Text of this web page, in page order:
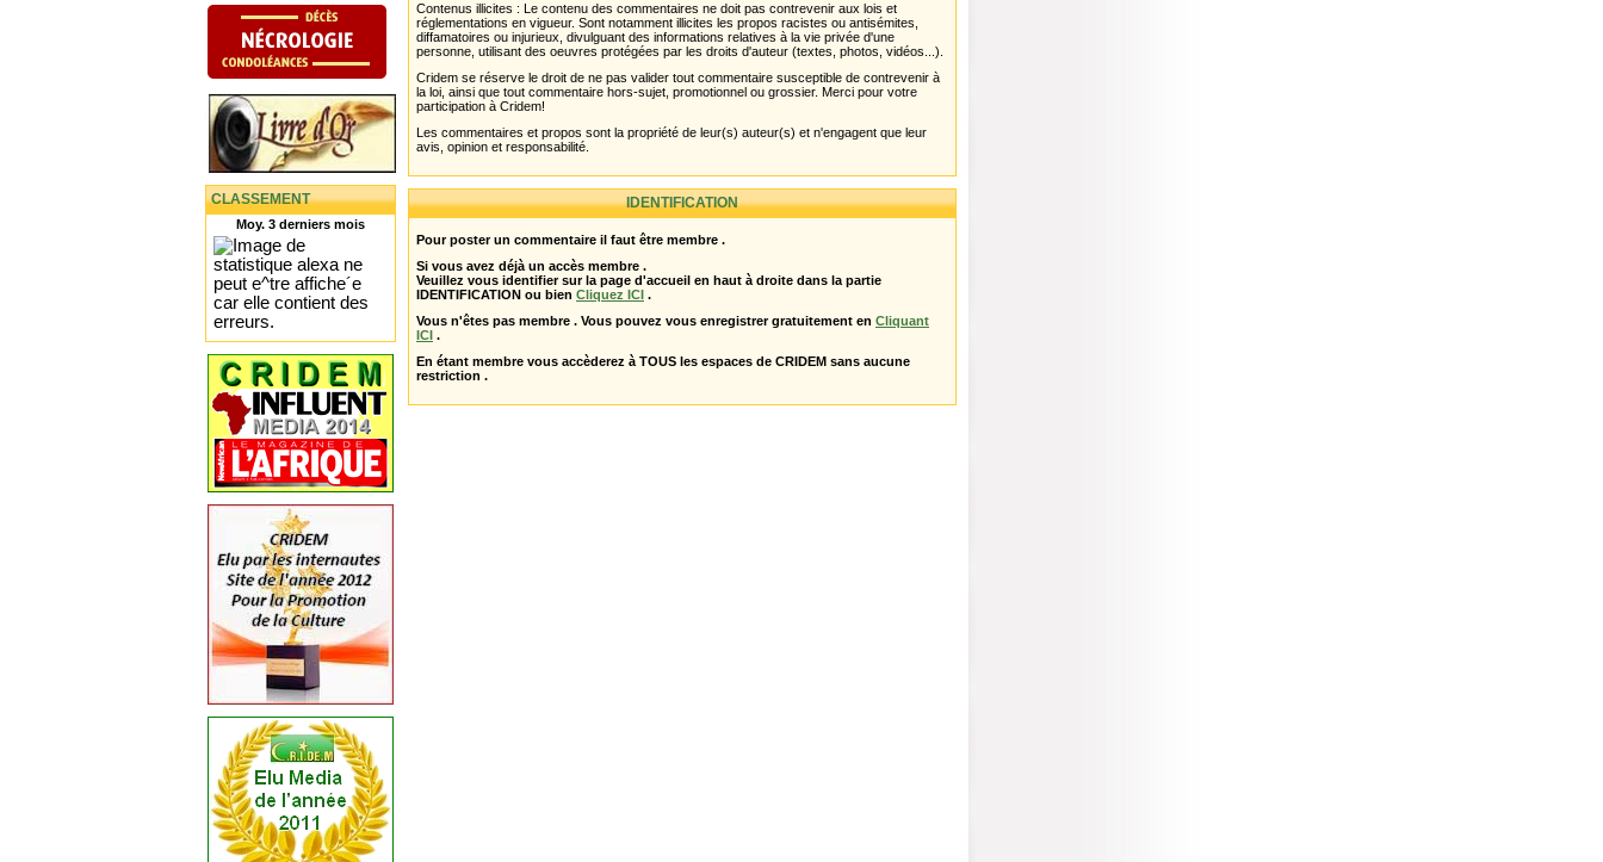
CLASSEMENT
Moy. 3 derniers mois
Contenus illicites : Le contenu des commentaires ne doit pas contrevenir aux lois et
réglementations en vigueur. Sont notamment illicites les propos racistes ou antisémites,
diffamatoires ou injurieux, divulguant des informations relatives à la vie privée d'une
personne, utilisant des oeuvres protégées par les droits d'auteur (textes, photos, vidéos...).
Cridem se réserve le droit de ne pas valider tout commentaire susceptible de contrevenir à
la loi, ainsi que tout commentaire hors-sujet, promotionnel ou grossier. Merci pour votre
participation à Cridem!
Les commentaires et propos sont la propriété de leur(s) auteur(s) et n'engagent que leur
avis, opinion et responsabilité.
IDENTIFICATION
Pour poster un commentaire il faut être membre .
Si vous avez déjà un accès membre .
Veuillez vous identifier sur la page d'accueil en haut à droite dans la partie
IDENTIFICATION ou bien Cliquez ICI .
Vous n'êtes pas membre . Vous pouvez vous enregistrer gratuitement en Cliquant
ICI .
En étant membre vous accèderez à TOUS les espaces de CRIDEM sans aucune
restriction .